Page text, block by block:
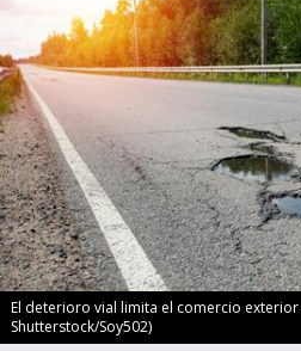
El deterioro vial limita el comercio exterior
Shutterstock/Soy502)